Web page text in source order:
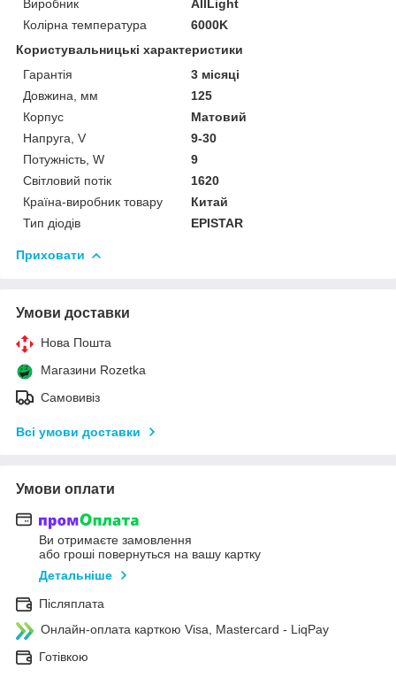
Виробник
AllLight
Колірна температура
6000K
Користувальницькі характеристики
Гарантія
3 місяці
Довжина, мм
125
Корпус
Матовий
Напруга, V
9-30
Потужність, W
9
Світловий потік
1620
Країна-виробник товару
Китай
Тип діодів
EPISTAR
Приховати
Умови доставки
Нова Пошта
Магазини Rozetka
Самовивіз
Всі умови доставки
Умови оплати
Ви отримаєте замовлення
або гроші повернуться на вашу картку
Детальніше
Післяплата
Онлайн-оплата карткою Visa, Mastercard - LiqPay
Готівкою